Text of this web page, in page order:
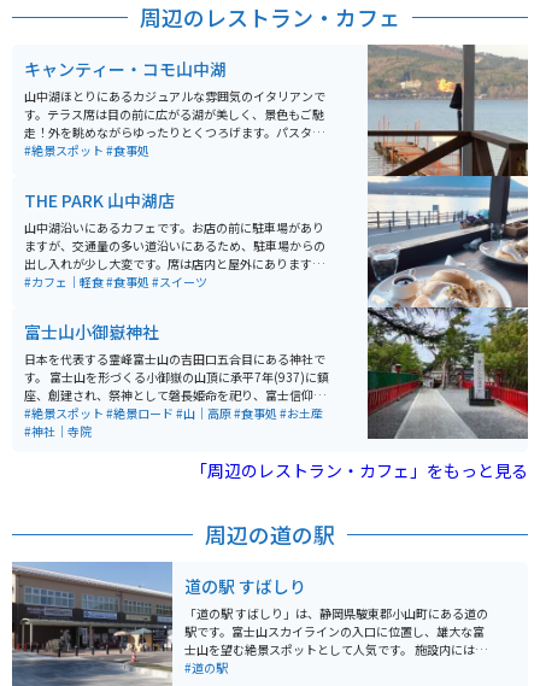
周辺のレストラン・カフェ
キャンティー・コモ山中湖
山中湖ほとりにあるカジュアルな雰囲気のイタリアンで
す。テラス席は目の前に広がる湖が美しく、景色もご馳
走！外を眺めながらゆったりとくつろげます。パスタや
ピザと言った定番メニューはもちろん、地元食材を使っ
#絶景スポット #食事処
THE PARK 山中湖店
山中湖沿いにあるカフェです。お店の前に駐車場があり
ますが、交通量の多い道沿いにあるため、駐車場からの
出し入れが少し大変です。席は店内と屋外にあります。
屋外席はヒーターがないので時期によっては少し寒いで
混雑していますが、リストに記名して順番を待つ方式な
ので、周辺を散歩して待ち時間を過ごすことができま
す。メニューはパンケーキを推しており、その他にバー
ガーなどのフードメニューもあります。 近くには忍野八
海や道志みちがあるので、ツーリングの休憩ポイントと
しては最高です。
#カフェ｜軽食#食事処 #スイーツ
富士山小御嶽神社
日本を代表する霊峰富士山の吉田口五合目にある神社で
す。 富士山を形づくる小御嶽の山頂に承平7年(937)に鎮
座、創建され、祭神として磐長姫命を祀り、富士信仰の
中心の大神として崇敬を集めてます。 景色はもちろん、
ドライブやツーリングの安全祈願にいかがでしょうか。
#絶景スポット #絶景ロード #山｜高原#食事処 #お土産
#神社｜寺院
「周辺のレストラン・カフェ」をもっと見る
周辺の道の駅
道の駅 すばしり
「道の駅 すばしり」は、静岡県駿東郡小山町にある道の
駅です。富士山スカイラインの入口に位置し、雄大な富
士山を望む絶景スポットとして人気です。 施設内には、
地元の特産品を販売するショップやレストランがあり、
#道の駅